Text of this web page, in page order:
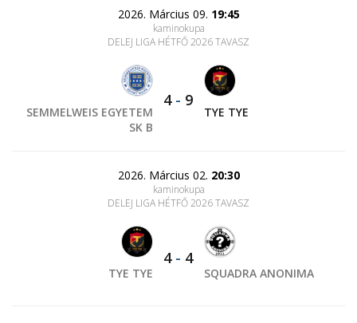
2026. Március 09. 19:45
kaminokupa
DELEJ LIGA HÉTFŐ 2026 TAVASZ
SEMMELWEIS EGYETEM
SK B
4- 9
TYE TYE
2026. Március 02. 20:30
kaminokupa
DELEJ LIGA HÉTFŐ 2026 TAVASZ
TYE TYE
4- 4
SQUADRA ANONIMA